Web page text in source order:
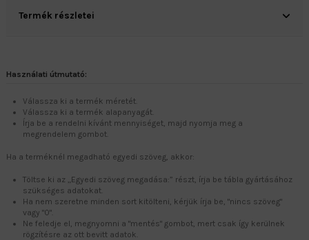
Termék részletei
Használati útmutató:
Válassza ki a termék méretét.
Válassza ki a termék alapanyagát.
Írja be a rendelni kívánt mennyiséget, majd nyomja meg a
megrendelem gombot.
Ha a terméknél megadható egyedi szöveg, akkor:
Töltse ki az „Egyedi szöveg megadása:” részt, írja be tábla gyártásához
szükséges adatokat.
Ha nem szeretne minden sort kitölteni, kérjük írja be, "nincs szöveg"
vagy "0".
Ne feledje el, megnyomni a "mentés" gombot, mert csak így kerülnek
rögzítésre az ott bevitt adatok.